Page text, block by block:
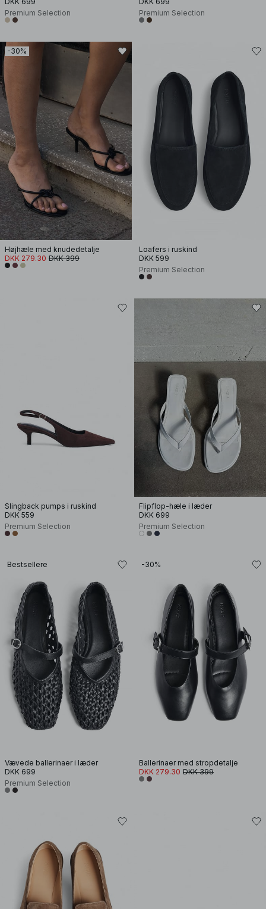
Premium Selection
Premium Selection
-30%
Højhæle med knudedetalje
DKK 279.30 DKK 399
Loafers i ruskind
DKK 599
Premium Selection
Slingback pumps i ruskind
DKK 559
Premium Selection
Flipflop-hæle i læder
DKK 699
Premium Selection
Bestsellere
Vævede ballerinaer i læder
DKK 699
Premium Selection
-30%
Ballerinaer med stropdetalje
DKK 279.30 DKK 399